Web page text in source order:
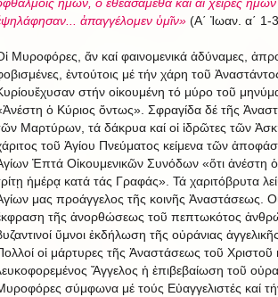
ἡμῶν, ὅ ἐθεασάμεθα και αἱ χεῖρες ἡμῶν
ἀπαγγέλομεν ὑμῖν» (Α΄ Ἰωαν. α΄ 1-
Μυροφόρες, ἄν καί φαινομενικά ἀδύναμες,
ἐντούτοις μέ τήν χάρη τοῦ
στήν οἰκουμένη τό μύρο τοῦ
ὁ Κύριος ὄντως». Σφραγίδα δέ τῆς
Μαρτύρων, τά δάκρυα καί οἱ ἱδρῶτες τῶν
τοῦ Ἁγίου Πνεύματος κείμενα τῶν
Ἐπτά Οἰκουμενικῶν Συνόδων «ὅτι ἀνέστη
ἡμέρᾳ κατά τάς Γραφάς». Τά χαριτόβρυτα
μας προάγγελος τῆς κοινῆς Ἀναστάσεως. Οἱ
τῆς ἀνορθώσεως τοῦ πεπτωκότος
ὕμνοι ἐκδήλωση τῆς οὐράνιας
οἱ μάρτυρες τῆς Ἀναστάσεως τοῦ Χριστοῦ
Ἄγγελος ἡ ἐπιβεβαίωση τοῦ
σύμφωνα μέ τούς Εὐαγγελιστές καί